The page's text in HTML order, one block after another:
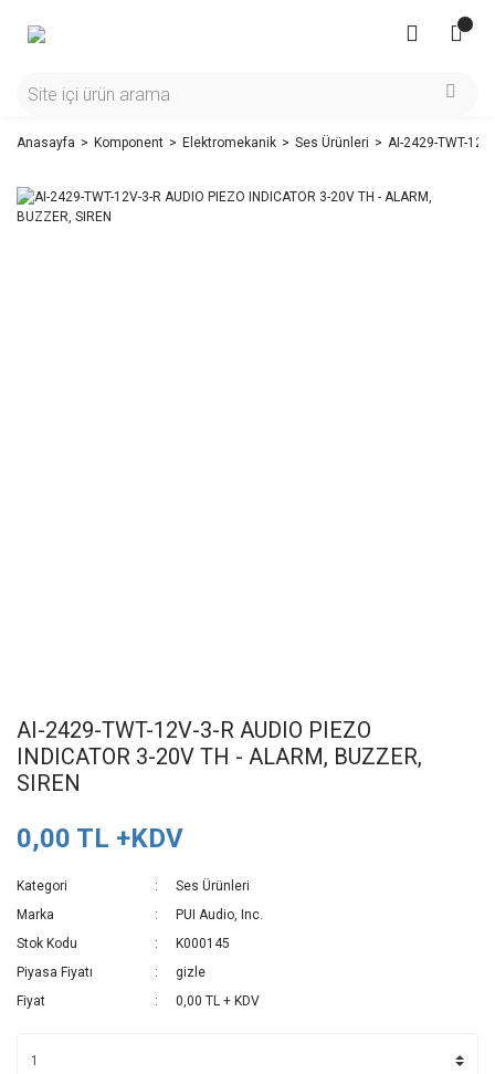
Anasayfa Komponent Elektromekanik Ses Ürünleri AI-2429-TWT-
AI-2429-TWT-12V-3-R AUDIO PIEZO
INDICATOR 3-20V TH - ALARM, BUZZER,
SIREN
0,00 TL +KDV
Kategori
Ses Ürünleri
Marka
PUI Audio, Inc.
Stok Kodu
K000145
Piyasa Fiyatı
gizle
Fiyat
0,00 TL + KDV